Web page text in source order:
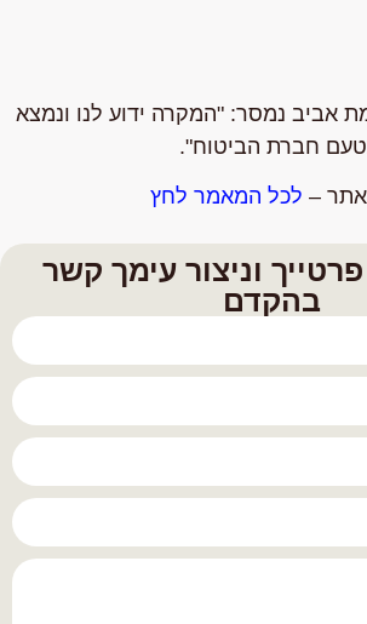
וניצור עימך קשר
בהקדם
אביב נמסר: "המקרה ידוע לנו ונמצא
חברת הביטוח".
– לכל המאמר לחץ